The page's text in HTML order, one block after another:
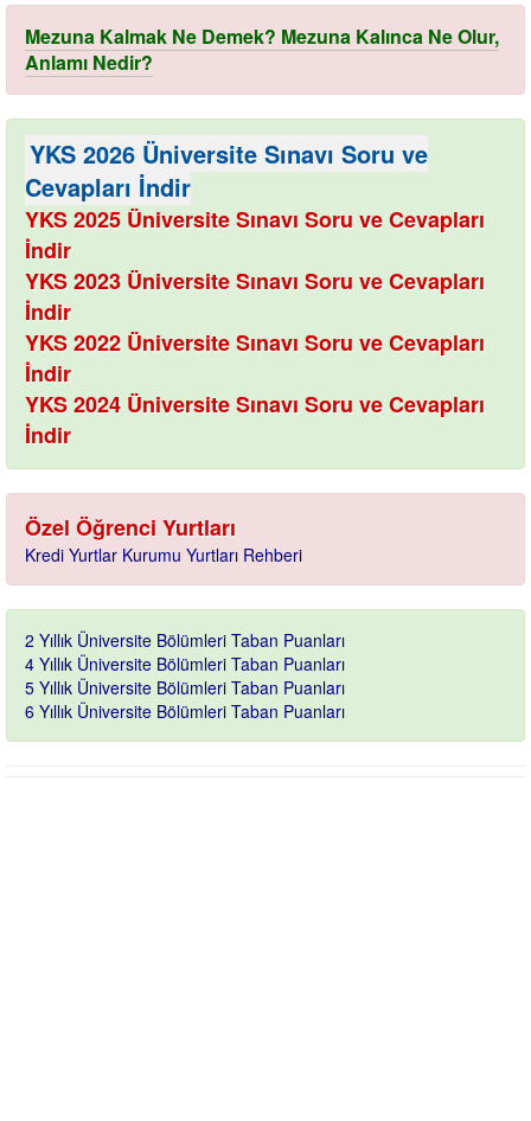
Mezuna Kalmak Ne Demek? Mezuna Kalınca Ne Olur,
Anlamı Nedir?
YKS 2026 Üniversite Sınavı Soru ve
Cevapları İndir
YKS 2025 Üniversite Sınavı Soru ve Cevapları
İndir
YKS 2023 Üniversite Sınavı Soru ve Cevapları
İndir
YKS 2022 Üniversite Sınavı Soru ve Cevapları
İndir
YKS 2024 Üniversite Sınavı Soru ve Cevapları
İndir
Özel Öğrenci Yurtları
Kredi Yurtlar Kurumu Yurtları Rehberi
2 Yıllık Üniversite Bölümleri Taban Puanları
4 Yıllık Üniversite Bölümleri Taban Puanları
5 Yıllık Üniversite Bölümleri Taban Puanları
6 Yıllık Üniversite Bölümleri Taban Puanları